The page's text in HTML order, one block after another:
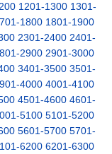
1201-1300 1301-
1800 1801-1900
2301-2400 2401-
2900 2901-3000
3401-3500 3501-
4000 4001-4100
4501-4600 4601-
5100 5101-5200
5601-5700 5701-
6200 6201-6300